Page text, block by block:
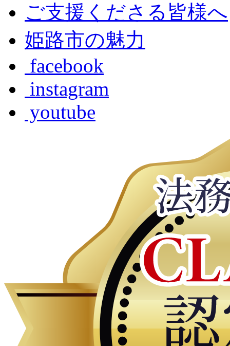
ご支援くださる皆様へ
姫路市の魅力
facebook
instagram
youtube